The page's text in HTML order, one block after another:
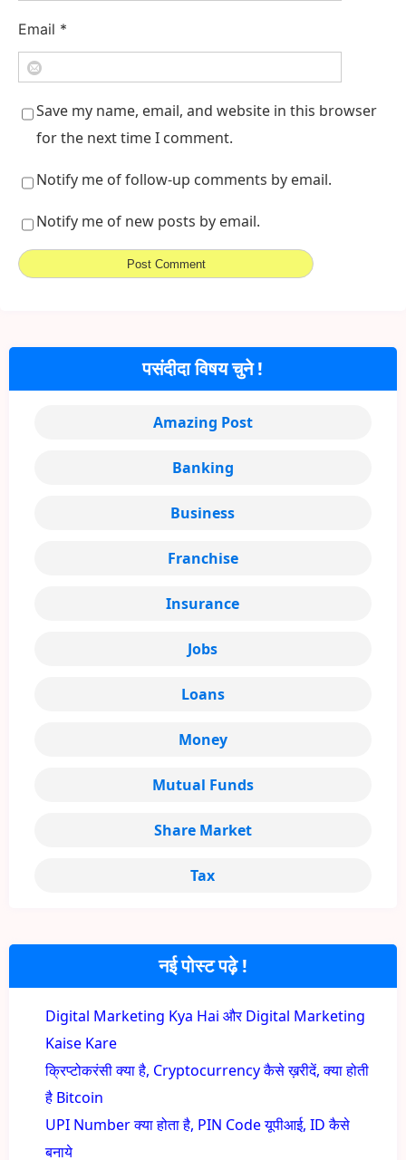
Email *
Save my name, email, and website in this browser
for the next time I comment.
Notify me of follow-up comments by email.
Notify me of new posts by email.
नई पोस्ट पढ़े !
Digital Marketing Kya Hai और Digital Marketing
Kaise Kare
क्रिप्टोकरंसी क्या है, Cryptocurrency कैसे ख़रीदें, क्या होती
है Bitcoin
UPI Number क्या होता है, PIN Code यूपीआई, ID कैसे
बनाये
पसंदीदा विषय चुने !
Amazing Post
Banking
Business
Franchise
Insurance
Jobs
Loans
Money
Mutual Funds
Share Market
Tax